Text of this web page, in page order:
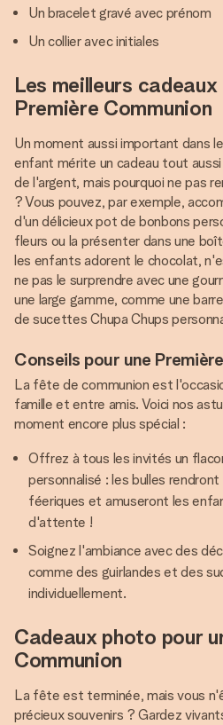
Un bracelet gravé avec prénom
Un collier avec initiales
Les meilleurs cadeaux
Première Communion
Un moment aussi important dans
enfant mérite un cadeau tout
de l'argent, mais pourquoi ne pas
? Vous pouvez, par exemple,
d'un délicieux pot de bonbons
fleurs ou la présenter dans une
les enfants adorent le chocolat,
ne pas le surprendre avec une
une large gamme, comme une
de sucettes Chupa Chups
Conseils pour une
La fête de communion est
famille et entre amis. Voici nos
moment encore plus spécial :
Offrez à tous les invités un
personnalisé : les bulles
féeriques et amuseront les
d'attente !
Soignez l'ambiance avec des
comme des guirlandes et des
individuellement.
Cadeaux photo pour
Communion
La fête est terminée, mais vous
précieux souvenirs ? Gardez